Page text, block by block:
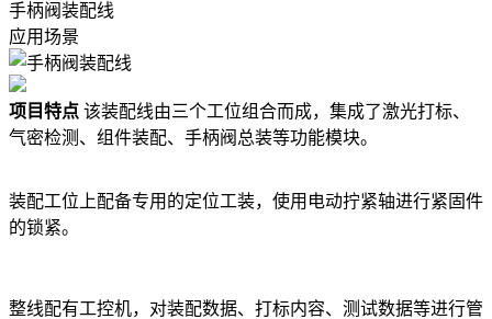
手柄阀装配线
应用场景
项目特点 该装配线由三个工位组合而成，集成了激光打标、
气密检测、组件装配、手柄阀总装等功能模块。
装配工位上配备专用的定位工装，使用电动拧紧轴进行紧固件
的锁紧。
整线配有工控机，对装配数据、打标内容、测试数据等进行管